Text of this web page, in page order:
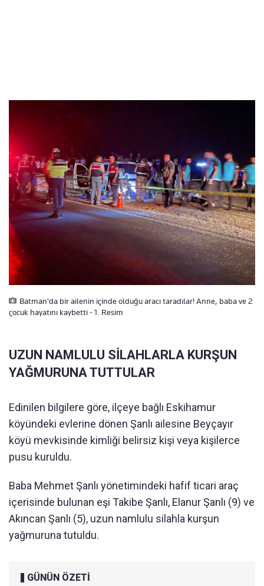
Batman'da bir ailenin içinde olduğu aracı taradılar! Anne, baba ve 2
çocuk hayatını kaybetti - 1. Resim
UZUN NAMLULU SİLAHLARLA KURŞUN
YAĞMURUNA TUTTULAR
Edinilen bilgilere göre, ilçeye bağlı Eskihamur
köyündeki evlerine dönen Şanlı ailesine Beyçayır
köyü mevkisinde kimliği belirsiz kişi veya kişilerce
pusu kuruldu.
Baba Mehmet Şanlı yönetimindeki hafif ticari araç
içerisinde bulunan eşi Takibe Şanlı, Elanur Şanlı (9) ve
Akıncan Şanlı (5), uzun namlulu silahla kurşun
yağmuruna tutuldu.
GÜNÜN ÖZETİ